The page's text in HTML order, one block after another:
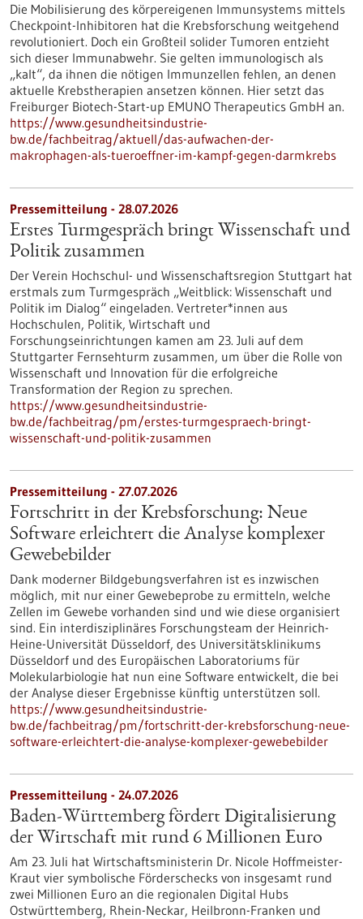
Die Mobilisierung des körpereigenen Immunsystems mittels
Checkpoint-Inhibitoren hat die Krebsforschung weitgehend
revolutioniert. Doch ein Großteil solider Tumoren entzieht
sich dieser Immunabwehr. Sie gelten immunologisch als
„kalt“, da ihnen die nötigen Immunzellen fehlen, an denen
aktuelle Krebstherapien ansetzen können. Hier setzt das
Freiburger Biotech-Start-up EMUNO Therapeutics GmbH an.
https://www.gesundheitsindustrie-
bw.de/fachbeitrag/aktuell/das-aufwachen-der-
makrophagen-als-tueroeffner-im-kampf-gegen-darmkrebs
Pressemitteilung - 28.07.2026
Erstes Turmgespräch bringt Wissenschaft und
Politik zusammen
Der Verein Hochschul- und Wissenschaftsregion Stuttgart hat
erstmals zum Turmgespräch „Weitblick: Wissenschaft und
Politik im Dialog“ eingeladen. Vertreter*innen aus
Hochschulen, Politik, Wirtschaft und
Forschungseinrichtungen kamen am 23. Juli auf dem
Stuttgarter Fernsehturm zusammen, um über die Rolle von
Wissenschaft und Innovation für die erfolgreiche
Transformation der Region zu sprechen.
https://www.gesundheitsindustrie-
bw.de/fachbeitrag/pm/erstes-turmgespraech-bringt-
wissenschaft-und-politik-zusammen
Pressemitteilung - 27.07.2026
Fortschritt in der Krebsforschung: Neue
Software erleichtert die Analyse komplexer
Gewebebilder
Dank moderner Bildgebungsverfahren ist es inzwischen
möglich, mit nur einer Gewebeprobe zu ermitteln, welche
Zellen im Gewebe vorhanden sind und wie diese organisiert
sind. Ein interdisziplinäres Forschungsteam der Heinrich-
Heine-Universität Düsseldorf, des Universitätsklinikums
Düsseldorf und des Europäischen Laboratoriums für
Molekularbiologie hat nun eine Software entwickelt, die bei
der Analyse dieser Ergebnisse künftig unterstützen soll.
https://www.gesundheitsindustrie-
bw.de/fachbeitrag/pm/fortschritt-der-krebsforschung-neue-
software-erleichtert-die-analyse-komplexer-gewebebilder
Pressemitteilung - 24.07.2026
Baden-Württemberg fördert Digitalisierung
der Wirtschaft mit rund 6 Millionen Euro
Am 23. Juli hat Wirtschaftsministerin Dr. Nicole Hoffmeister-
Kraut vier symbolische Förderschecks von insgesamt rund
zwei Millionen Euro an die regionalen Digital Hubs
Ostwürttemberg, Rhein-Neckar, Heilbronn-Franken und